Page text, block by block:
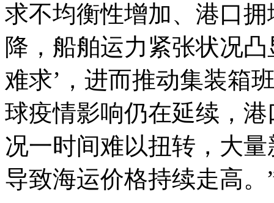
求不均衡性增加、港口
降，船舶运力紧张状况
难求’，进而推动集装箱
球疫情影响仍在延续，
况一时间难以扭转，大
导致海运价格持续走高。